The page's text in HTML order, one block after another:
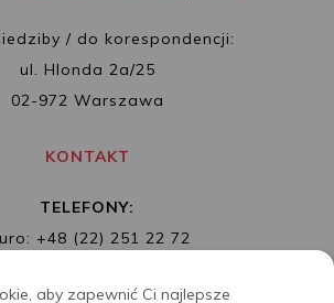
/ do korespondencji:
ul. Hlonda 2a/25
02-972 Warszawa
KONTAKT
TELEFONY:
+48 (22) 251 22 72
aby zapewnić Ci najlepsze